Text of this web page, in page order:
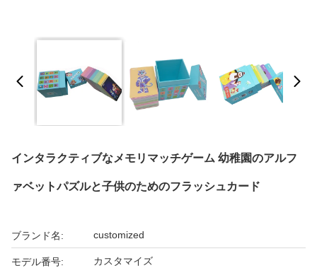
インタラクティブなメモリマッチゲーム 幼稚園のアルフ
ァベットパズルと子供のためのフラッシュカード
ブランド名: customized
モデル番号: カスタマイズ